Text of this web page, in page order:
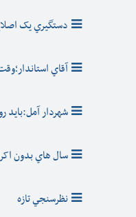
دستگيري يک
آقاي
شهردار آمل:بايد روزي 16 ساعت
سال هاي بدون
نظرسنجي تازه